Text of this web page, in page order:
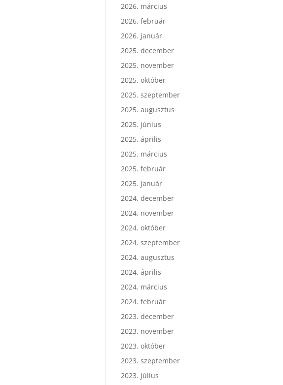
2026. március
2026. február
2026. január
2025. december
2025. november
2025. október
2025. szeptember
2025. augusztus
2025. június
2025. április
2025. március
2025. február
2025. január
2024. december
2024. november
2024. október
2024. szeptember
2024. augusztus
2024. április
2024. március
2024. február
2023. december
2023. november
2023. október
2023. szeptember
2023. július